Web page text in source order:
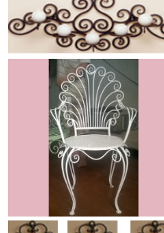
Mẫu ban công sắt 06
Đây là mẫu lan can ban công sắt
hộp đẹp, đơn giản, hiện đại và...